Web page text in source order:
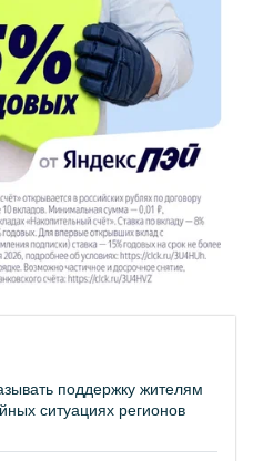
поддержку жителям
ситуациях регионов